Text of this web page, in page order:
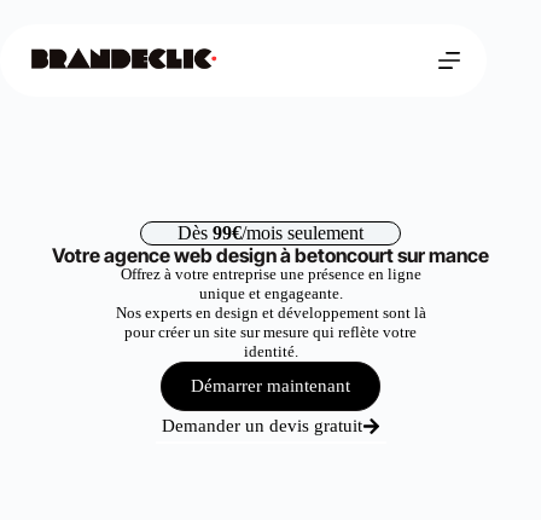
Dès 99€/mois seulement
Votre agence web design à betoncourt sur mance
Offrez à votre entreprise une présence en ligne
unique et engageante.
Nos experts en design et développement sont là
pour créer un site sur mesure qui reflète votre
identité.
Démarrer maintenant
Demander un devis gratuit